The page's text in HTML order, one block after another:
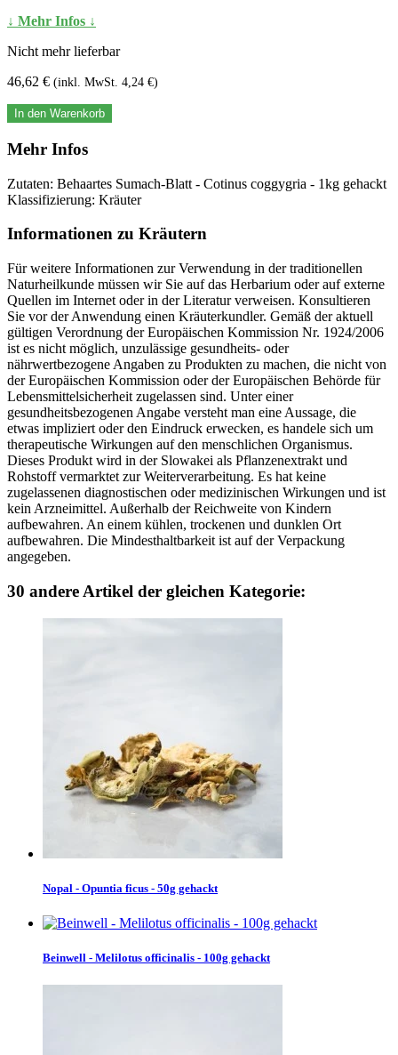
↓ Mehr Infos ↓
Nicht mehr lieferbar
46,62 € (inkl. MwSt. 4,24 €)
In den Warenkorb
Mehr Infos
Zutaten: Behaartes Sumach-Blatt - Cotinus coggygria - 1kg gehackt
Klassifizierung: Kräuter
Informationen zu Kräutern
Für weitere Informationen zur Verwendung in der traditionellen
Naturheilkunde müssen wir Sie auf das Herbarium oder auf externe
Quellen im Internet oder in der Literatur verweisen. Konsultieren
Sie vor der Anwendung einen Kräuterkundler. Gemäß der aktuell
gültigen Verordnung der Europäischen Kommission Nr. 1924/2006
ist es nicht möglich, unzulässige gesundheits- oder
nährwertbezogene Angaben zu Produkten zu machen, die nicht von
der Europäischen Kommission oder der Europäischen Behörde für
Lebensmittelsicherheit zugelassen sind. Unter einer
gesundheitsbezogenen Angabe versteht man eine Aussage, die
etwas impliziert oder den Eindruck erwecken, es handele sich um
therapeutische Wirkungen auf den menschlichen Organismus.
Dieses Produkt wird in der Slowakei als Pflanzenextrakt und
Rohstoff vermarktet zur Weiterverarbeitung. Es hat keine
zugelassenen diagnostischen oder medizinischen Wirkungen und ist
kein Arzneimittel. Außerhalb der Reichweite von Kindern
aufbewahren. An einem kühlen, trockenen und dunklen Ort
aufbewahren. Die Mindesthaltbarkeit ist auf der Verpackung
angegeben.
30 andere Artikel der gleichen Kategorie:
Nopal - Opuntia ficus - 50g gehackt
Beinwell - Melilotus officinalis - 100g gehackt